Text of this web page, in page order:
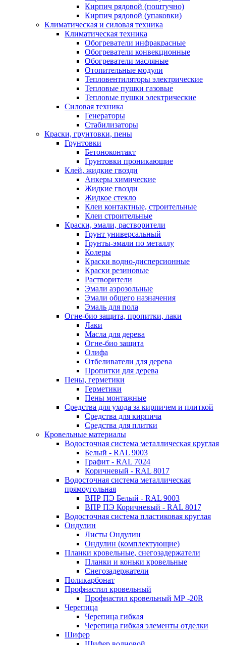
Кирпич рядовой (поштучно)
Кирпич рядовой (упаковки)
Климатическая и силовая техника
Климатическая техника
Обогреватели инфракрасные
Обогреватели конвекционные
Обогреватели масляные
Отопительные модули
Тепловентиляторы электрические
Тепловые пушки газовые
Тепловые пушки электрические
Силовая техника
Генераторы
Стабилизаторы
Краски, грунтовки, пены
Грунтовки
Бетоноконтакт
Грунтовки проникающие
Клей, жидкие гвозди
Анкеры химические
Жидкие гвозди
Жидкое стекло
Клеи контактные, строительные
Клеи строительные
Краски, эмали, растворители
Грунт универсальный
Грунты-эмали по металлу
Колеры
Краски водно-дисперсионные
Краски резиновые
Растворители
Эмали аэрозольные
Эмали общего назначения
Эмаль для пола
Огне-био защита, пропитки, лаки
Лаки
Масла для дерева
Огне-био защита
Олифа
Отбеливатели для дерева
Пропитки для дерева
Пены, герметики
Герметики
Пены монтажные
Средства для ухода за кирпичем и плиткой
Средства для кирпича
Средства для плитки
Кровельные материалы
Водосточная система металлическая круглая
Белый - RAL 9003
Графит - RAL 7024
Коричневый - RAL 8017
Водосточная система металлическая
прямоугольная
ВПР ПЭ Белый - RAL 9003
ВПР ПЭ Коричневый - RAL 8017
Водосточная система пластиковая круглая
Ондулин
Листы Ондулин
Ондулин (комплектующие)
Планки кровельные, снегозадержатели
Планки и коньки кровельные
Снегозадержатели
Поликарбонат
Профнастил кровельный
Профнастил кровельный МР -20R
Черепица
Черепица гибкая
Черепица гибкая элементы отделки
Шифер